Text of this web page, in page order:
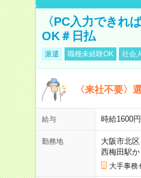
〈PC入力できれ
OK＃日払
派遣 職種未経験OK 社会
〈来社不要〉
給与 時給1600円
勤務地
大阪市北区
西梅田駅
大手事務